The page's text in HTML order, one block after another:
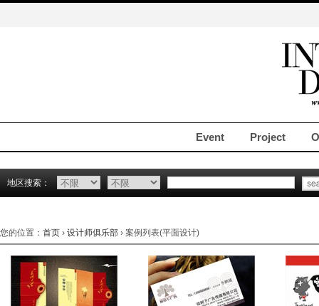
Event Project
地区搜索：
您的位置： 首页 › 设计师俱乐部 › 案例列表(平面设计)